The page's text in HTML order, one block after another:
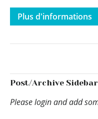
Plus d'informations
Post/Archive
Please login and add